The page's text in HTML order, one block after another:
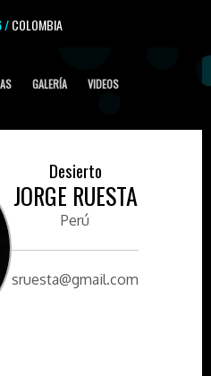
/COLOMBIA
GALERÍA VIDEOS
Desierto
JORGE RUESTA
Perú
sruesta@gmail.com